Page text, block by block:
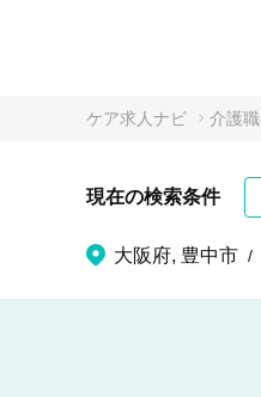
ケア求人ナビ 介護
現在の検索条件
大阪府, 豊中市